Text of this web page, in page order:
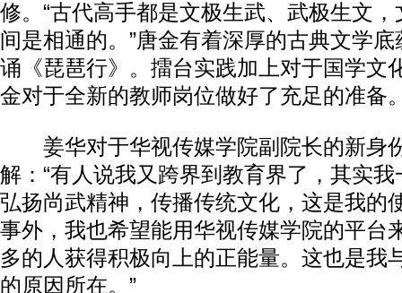
修。“古代高手都是文极生武、武极生文
间是相通的。”唐金有着深厚的古典文学
诵《琵琶行》。擂台实践加上对于国学文
金对于全新的教师岗位做好了充足的准备
姜华对于华视传媒学院副院长的新身
解：“有人说我又跨界到教育界了，其实
弘扬尚武精神，传播传统文化，这是我的
事外，我也希望能用华视传媒学院的平台
多的人获得积极向上的正能量。这也是我
的原因所在。”